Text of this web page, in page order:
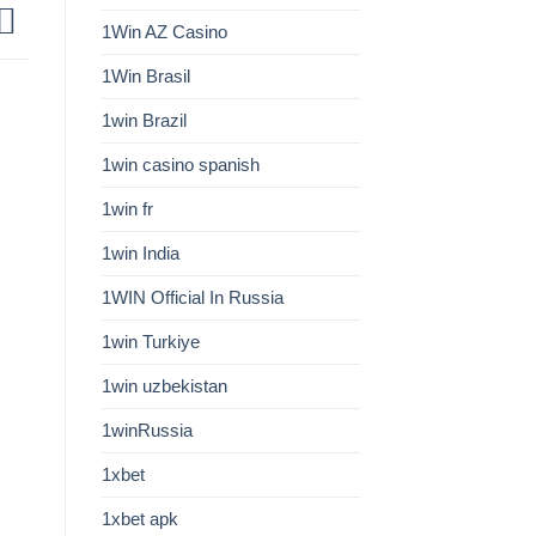
1Win AZ Casino
1Win Brasil
1win Brazil
1win casino spanish
1win fr
1win India
1WIN Official In Russia
1win Turkiye
1win uzbekistan
1winRussia
1xbet
1xbet apk